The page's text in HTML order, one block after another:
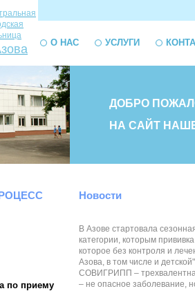
О НАС УСЛУГИ
ДОБРО
НА САЙТ
по приему
Новости
В Азове стартовала
категории, которым
которое без контроля и
Азова, в том числе и
СОВИГРИПП –
– не опасное заболевание,